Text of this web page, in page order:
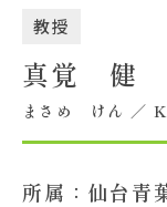
教職員募集
大学概要
教授
真覚 健
まさめ けん ／
所属： 仙台青